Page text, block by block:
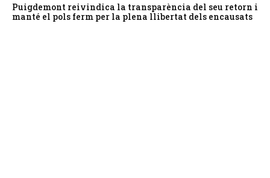
Puigdemont reivindica la transparència del seu retorn i
manté el pols ferm per la plena llibertat dels encausats